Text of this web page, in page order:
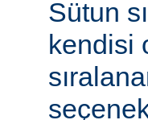
Sütun
kendisi